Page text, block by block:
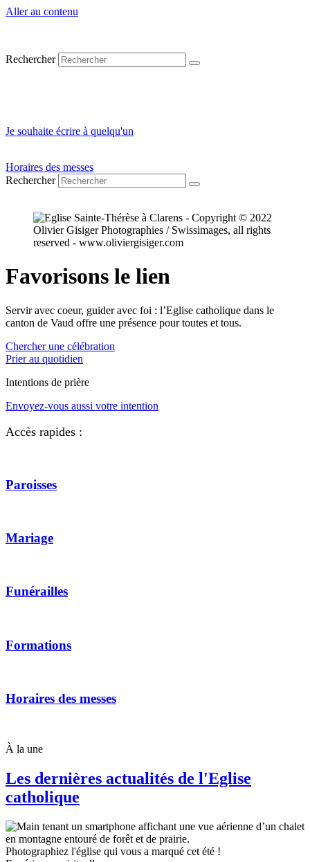
Aller au contenu
Rechercher
Je souhaite écrire à quelqu'un
Horaires des messes
Rechercher
Favorisons le lien
Servir avec coeur, guider avec foi : l’Eglise catholique dans le
canton de Vaud offre une présence pour toutes et tous.
Chercher une célébration
Prier au quotidien
Intentions de prière
Envoyez-vous aussi votre intention
Accès rapides :
Paroisses
Mariage
Funérailles
Formations
Horaires des messes
À la une
Les dernières actualités de l'Eglise
catholique
Photographiez l'église qui vous a marqué cet été !